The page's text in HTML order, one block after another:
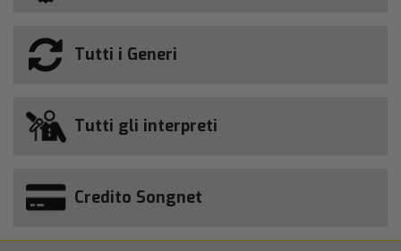
Tutti i Generi
Tutti gli interpreti
Credito Songnet